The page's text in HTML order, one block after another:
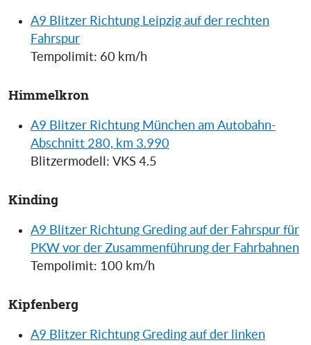
A9 Blitzer Richtung Leipzig auf der rechten
Fahrspur
Tempolimit: 60 km/h
Himmelkron
A9 Blitzer Richtung München am Autobahn-
Abschnitt 280, km 3.990
Blitzermodell: VKS 4.5
Kinding
A9 Blitzer Richtung Greding auf der Fahrspur für
PKW vor der Zusammenführung der Fahrbahnen
Tempolimit: 100 km/h
Kipfenberg
A9 Blitzer Richtung Greding auf der linken